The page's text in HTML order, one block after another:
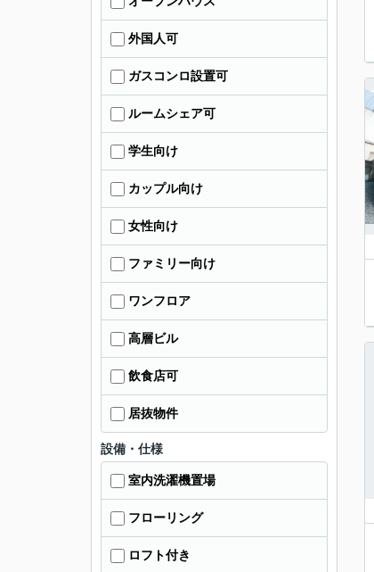
外国人可
ガスコンロ設置可
ルームシェア可
学生向け
カップル向け
女性向け
ファミリー向け
ワンフロア
高層ビル
飲食店可
居抜物件
設備・仕様
室内洗濯機置場
フローリング
ロフト付き